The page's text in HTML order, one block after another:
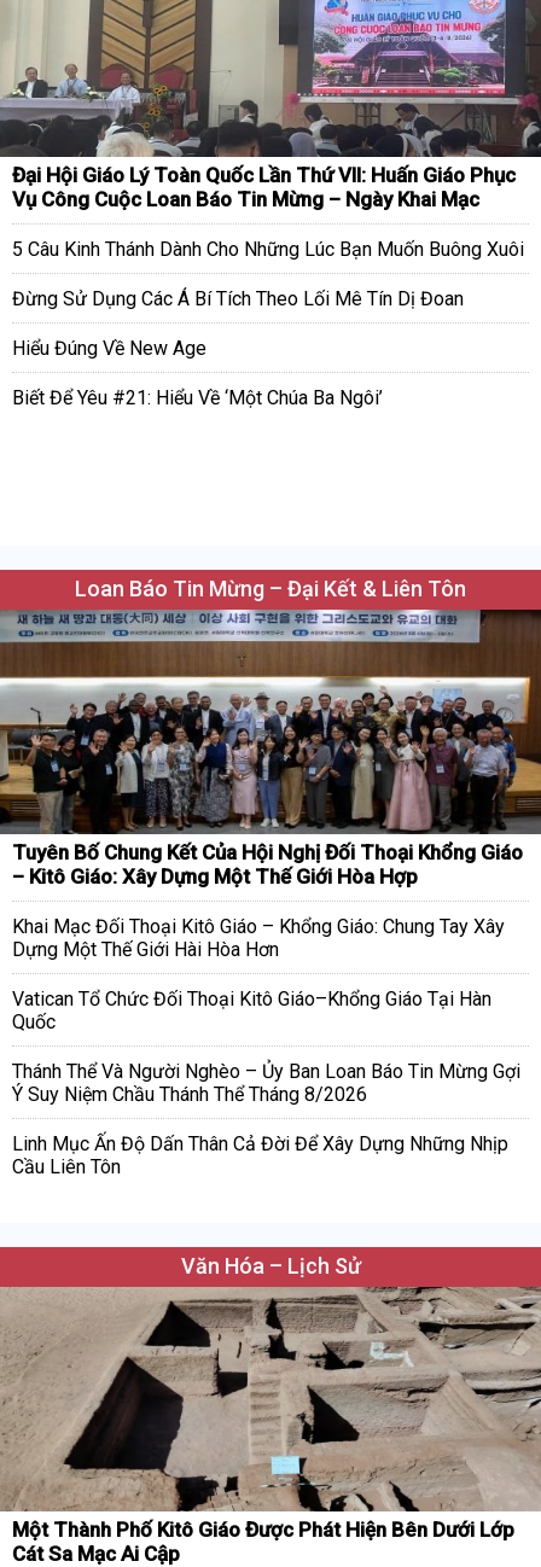
Đại Hội Giáo Lý Toàn Quốc Lần Thứ VII: Huấn Giáo Phục
Vụ Công Cuộc Loan Báo Tin Mừng – Ngày Khai Mạc
5 Câu Kinh Thánh Dành Cho Những Lúc Bạn Muốn Buông Xuôi
Đừng Sử Dụng Các Á Bí Tích Theo Lối Mê Tín Dị Đoan
Hiểu Đúng Về New Age
Biết Để Yêu #21: Hiểu Về ‘Một Chúa Ba Ngôi’
Loan Báo Tin Mừng – Đại Kết & Liên Tôn
Tuyên Bố Chung Kết Của Hội Nghị Đối Thoại Khổng Giáo
– Kitô Giáo: Xây Dựng Một Thế Giới Hòa Hợp
Khai Mạc Đối Thoại Kitô Giáo – Khổng Giáo: Chung Tay Xây
Dựng Một Thế Giới Hài Hòa Hơn
Vatican Tổ Chức Đối Thoại Kitô Giáo–Khổng Giáo Tại Hàn
Quốc
Thánh Thể Và Người Nghèo – Ủy Ban Loan Báo Tin Mừng Gợi
Ý Suy Niệm Chầu Thánh Thể Tháng 8/2026
Linh Mục Ấn Độ Dấn Thân Cả Đời Để Xây Dựng Những Nhịp
Cầu Liên Tôn
Văn Hóa – Lịch Sử
Một Thành Phố Kitô Giáo Được Phát Hiện Bên Dưới Lớp
Cát Sa Mạc Ai Cập